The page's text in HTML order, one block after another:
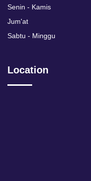
Senin - Kamis
Jum'at
Sabtu - Minggu
Location